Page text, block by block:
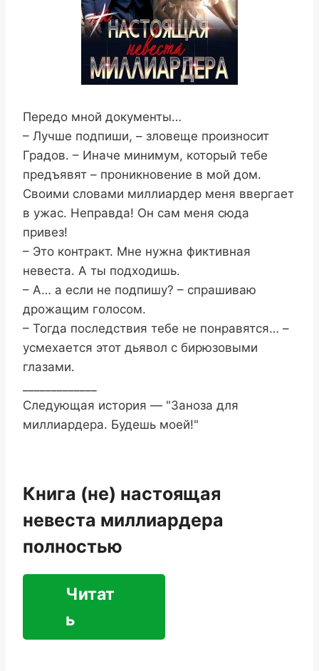
Передо мной документы…
– Лучше подпиши, – зловеще произносит
Градов. – Иначе минимум, который тебе
предъявят – проникновение в мой дом.
Своими словами миллиардер меня ввергает
в ужас. Неправда! Он сам меня сюда
привез!
– Это контракт. Мне нужна фиктивная
невеста. А ты подходишь.
– А… а если не подпишу? – спрашиваю
дрожащим голосом.
– Тогда последствия тебе не понравятся… –
усмехается этот дьявол с бирюзовыми
глазами.
Следующая история — "Заноза для
миллиардера. Будешь моей!"
Книга (не) настоящая
невеста миллиардера
полностью
Читат
ь